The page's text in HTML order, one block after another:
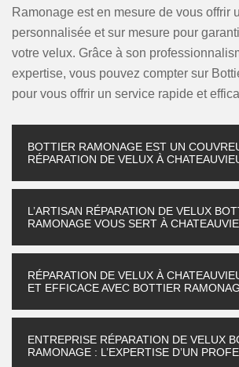
Ramonage est en mesure de vous offrir
personnalisée et sur mesure pour
votre velux. Grâce à son
expertise, vous pouvez compter sur
pour vous offrir un service rapide et
BOTTIER RAMONAGE EST UN
RÉPARATION DE VELUX À
L’ARTISAN RÉPARATION DE VELUX
RAMONAGE VOUS SERT À
RÉPARATION DE VELUX À
ET EFFICACE AVEC BOTTIER
ENTREPRISE RÉPARATION DE VELUX
RAMONAGE : L’EXPERTISE D’UN